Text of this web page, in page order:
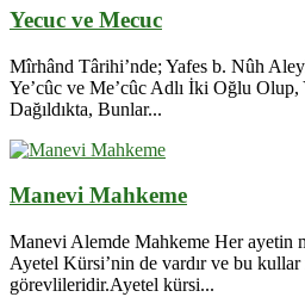
Yecuc ve Mecuc
Mîrhând Târihi’nde; Yafes b. Nûh
Ye’cûc ve Me’cûc Adlı İki Oğlu Olup,
Dağıldıkta, Bunlar...
Manevi Mahkeme
Manevi Alemde Mahkeme Her ayetin
Ayetel Kürsi’nin de vardır ve bu
görevlileridir.Ayetel kürsi...